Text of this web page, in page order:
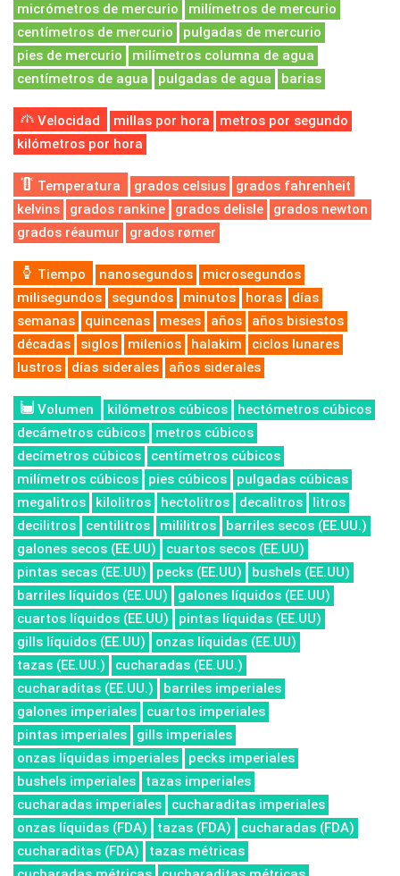
micrómetros de mercurio
milímetros de mercurio
centímetros de mercurio
pulgadas de mercurio
pies de mercurio
milímetros columna de agua
centímetros de agua
pulgadas de agua barias
Velocidad millas por hora
metros por segundo
kilómetros por hora
Temperatura grados celsius
grados fahrenheit
kelvins
grados rankine grados delisle
grados newton
grados réaumur
grados rømer
Tiempo nanosegundos
microsegundos
milisegundos
segundos minutos horas
días
semanas
quincenas meses años
años bisiestos
décadas
siglos milenios halakim
ciclos lunares
lustros
días siderales años siderales
Volumen kilómetros cúbicos
hectómetros cúbicos
decámetros cúbicos
metros cúbicos
decímetros cúbicos
centímetros cúbicos
milímetros cúbicos
pies cúbicos
pulgadas cúbicas
megalitros
kilolitros hectolitros decalitros
litros
decilitros
centilitros mililitros
barriles secos (EE.UU.)
galones secos (EE.UU)
cuartos secos (EE.UU)
pintas secas (EE.UU)
pecks (EE.UU)
bushels (EE.UU)
barriles líquidos (EE.UU)
galones líquidos (EE.UU)
cuartos líquidos (EE.UU)
pintas líquidas (EE.UU)
gills líquidos (EE.UU)
onzas líquidas (EE.UU)
tazas (EE.UU.)
cucharadas (EE.UU.)
cucharaditas (EE.UU.)
barriles imperiales
galones imperiales
cuartos imperiales
pintas imperiales
gills imperiales
onzas líquidas imperiales
pecks imperiales
bushels imperiales
tazas imperiales
cucharadas imperiales
cucharaditas imperiales
onzas líquidas (FDA)
tazas (FDA)
cucharadas (FDA)
cucharaditas (FDA)
tazas métricas